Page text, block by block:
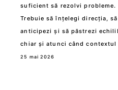
suficient să rezolvi probleme.
Trebuie să înțelegi direcția, să
anticipezi și să păstrezi
chiar și atunci când
25 mai 2026